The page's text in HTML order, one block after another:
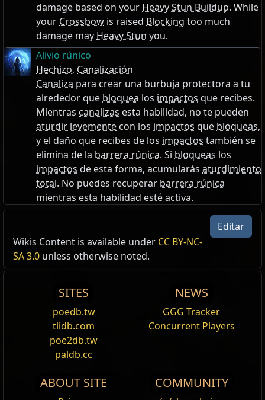
damage based on your Heavy Stun Buildup. While
your Crossbow is raised Blocking too much
damage may Heavy Stun you.
Alivio rúnico
Hechizo, Canalización
Canaliza para crear una burbuja protectora a tu
alrededor que bloquea los impactos que recibes.
Mientras canalizas esta habilidad, no te pueden
aturdir levementecon los impactos que bloqueas,
y el daño que recibes de los impactos también se
elimina de la barrera rúnica. Si bloqueas los
impactos de esta forma, acumularás aturdimiento
total. No puedes recuperar barrera rúnica
mientras esta habilidad esté activa.
Canalización
Las habilidades de canalización se pueden mantener
habilidad durante más tiempo.
Orbe de médula
Escudo de energía aumentado un(60
Canalización
Las habilidades de canalización se pueden mantener
presionadas para acumular poder o seguir usando la
habilidad durante más tiempo.
Carga con escudo
Chocarás contra los enemigos que estén en tu
Editar
Wikis Content is available under CC BY-NC-
SA 3.0 unless otherwise noted.
SITES
poedb.tw
tlidb.com
poe2db.tw
paldb.cc
NEWS
GGG Tracker
Concurrent Players
ABOUT SITE COMMUNITY